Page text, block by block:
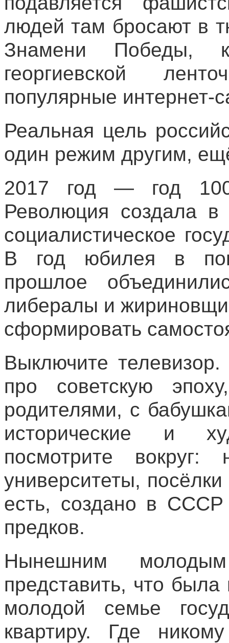
людей там бросают в
Знамени Победы,
георгиевской
популярные интернет-
Реальная цель
один режим другим,
2017 год — год 100-
Революция создала
социалистическое
В год юбилея в
прошлое
либералы и
сформировать
Выключите
про советскую
родителями, с
исторические и
посмотрите
университеты,
есть, создано в СССР
предков.
Нынешним
представить, что
молодой семье
квартиру. Где